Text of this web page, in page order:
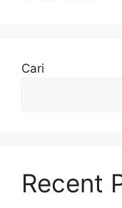
Cari
Recent